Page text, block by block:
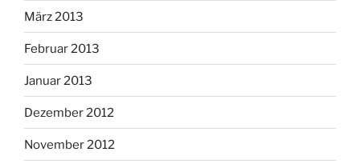
März 2013
Februar 2013
Januar 2013
Dezember 2012
November 2012